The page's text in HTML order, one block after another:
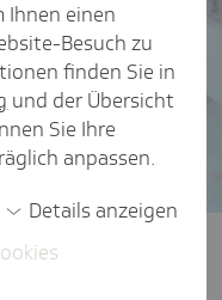
Ihnen einen
Besuch zu
finden Sie in
und der Übersicht
Sie Ihre
anpassen.
Details anzeigen